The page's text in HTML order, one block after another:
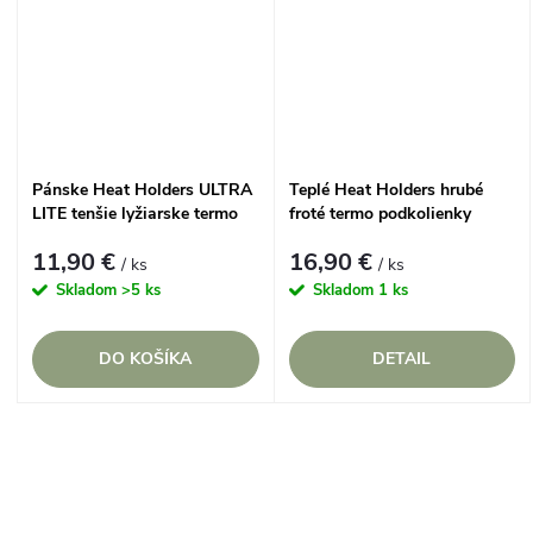
Pánske Heat Holders ULTRA
LITE tenšie lyžiarske termo
11,90 €/ ks
Skladom >5 ks
DO KOŠÍKA
Teplé Heat Holders hrubé
froté termo podkolienky
16,90 €/ ks
Skladom 1 ks
DETAIL